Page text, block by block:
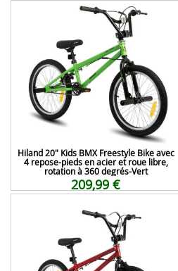
Hiland 20" Kids BMX Freestyle Bike avec
4 repose-pieds en acier et roue libre,
rotation à 360 degrés-Vert
209,99 €